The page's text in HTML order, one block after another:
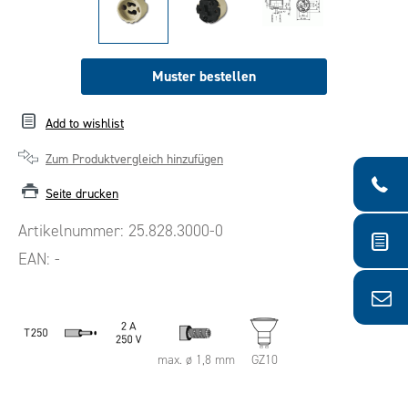
Muster bestellen
Add to wishlist
Zum Produktvergleich hinzufügen
Seite drucken
Artikelnummer: 25.828.3000-0
EAN: -
max. ø 1,8 mm GZ10